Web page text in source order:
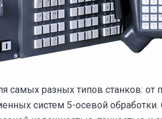
самых разных типов станков:
систем 5-осевой